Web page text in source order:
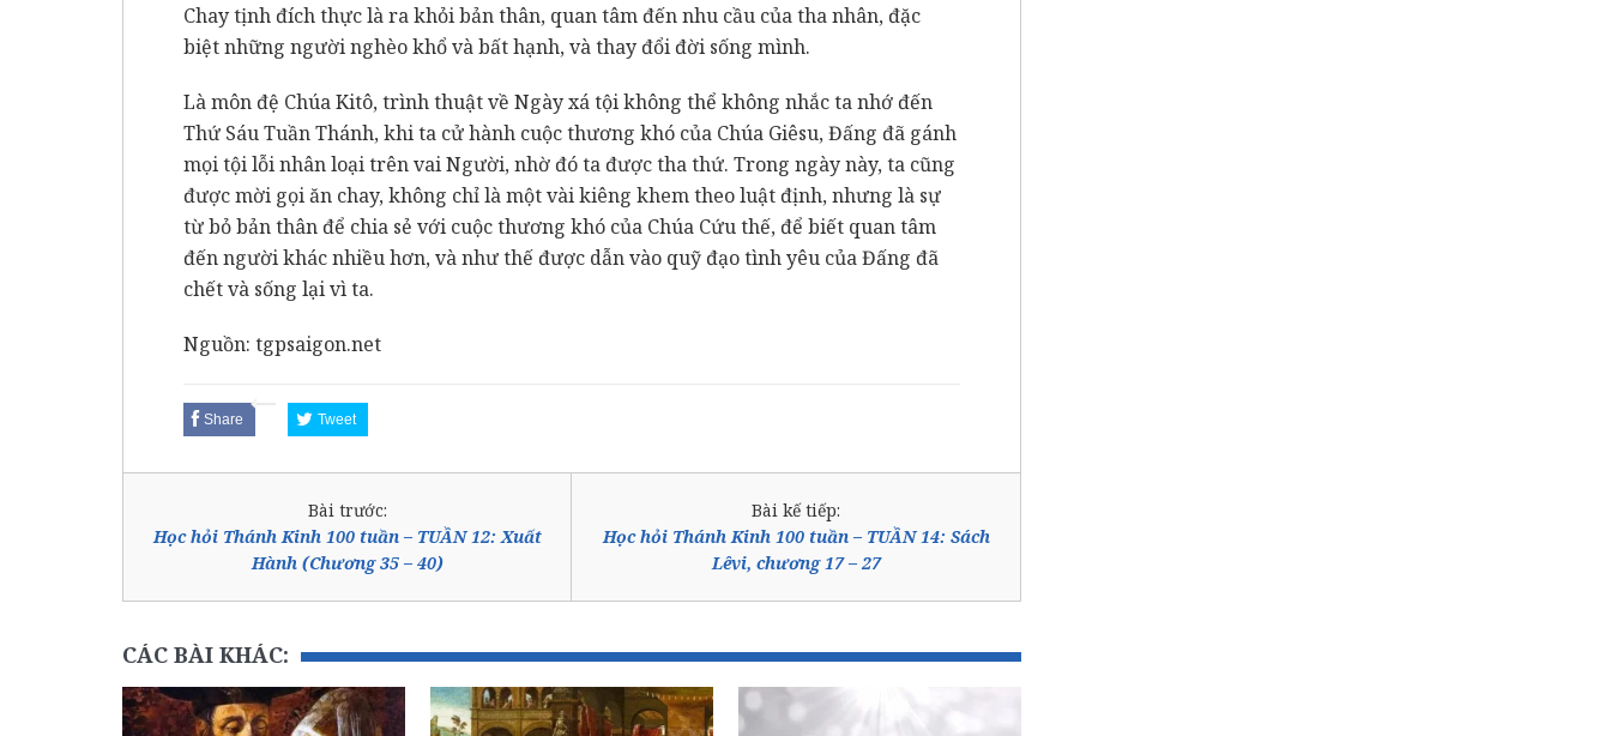
Chay tịnh đích thực là ra khỏi bản thân, quan tâm đến nhu cầu của tha nhân, đặc
biệt những người nghèo khổ và bất hạnh, và thay đổi đời sống mình.
Là môn đệ Chúa Kitô, trình thuật về Ngày xá tội không thể không nhắc ta nhớ đến
Thứ Sáu Tuần Thánh, khi ta cử hành cuộc thương khó của Chúa Giêsu, Đấng đã gánh
mọi tội lỗi nhân loại trên vai Người, nhờ đó ta được tha thứ. Trong ngày này, ta cũng
được mời gọi ăn chay, không chỉ là một vài kiêng khem theo luật định, nhưng là sự
từ bỏ bản thân để chia sẻ với cuộc thương khó của Chúa Cứu thế, để biết quan tâm
đến người khác nhiều hơn, và như thế được dẫn vào quỹ đạo tình yêu của Đấng đã
chết và sống lại vì ta.
Nguồn: tgpsaigon.net
Share Tweet
Bài trước:
Học hỏi Thánh Kinh 100 tuần – TUẦN 12: Xuất
Hành (Chương 35 – 40)
Bài kế tiếp:
Học hỏi Thánh Kinh 100 tuần – TUẦN 14: Sách
Lêvi, chương 17 – 27
CÁC BÀI KHÁC: